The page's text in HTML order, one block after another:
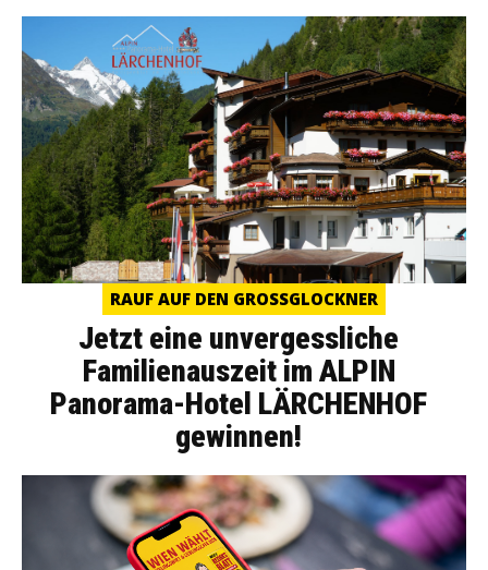
RAUF AUF DEN GROSSGLOCKNER
Jetzt eine unvergessliche
Familienauszeit im ALPIN
Panorama-Hotel LÄRCHENHOF
gewinnen!